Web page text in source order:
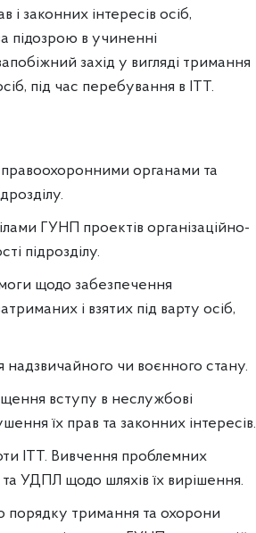
законних інтересів осіб,
підозрою в учиненні
захід у вигляді тримання
під час перебування в ІТТ.
правоохоронними органами та
ГУНП проектів організаційно-
підрозділу.
щодо забезпечення
і взятих під варту осіб,
надзвичайного чи воєнного стану.
вступу в неслужбові
їх прав та законних інтересів.
ІТТ. Вивчення проблемних
та УДПЛ щодо шляхів їх вирішення.
порядку тримання та охорони